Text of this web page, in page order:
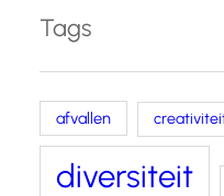
Tags
afvallen
diversiteit